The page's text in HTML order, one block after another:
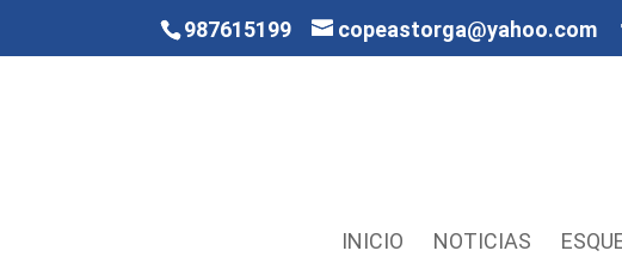
987615199 copeastorga@yahoo.com
INICIO NOTICIAS